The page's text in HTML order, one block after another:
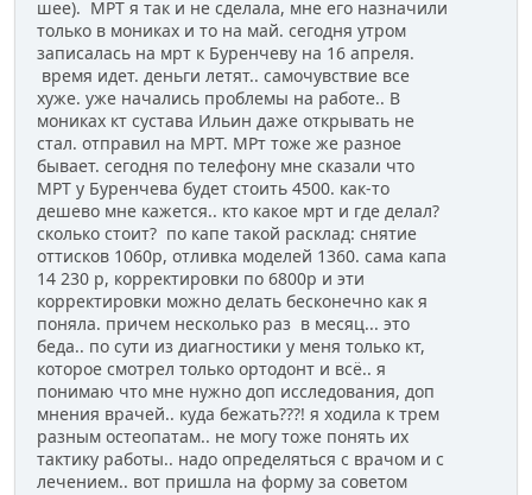
шее). МРТ я так и не сделала, мне его назначили
только в мониках и то на май. сегодня утром
записалась на мрт к Буренчеву на 16 апреля.
время идет. деньги летят.. самочувствие все
хуже. уже начались проблемы на работе.. В
мониках кт сустава Ильин даже открывать не
стал. отправил на МРТ. МРт тоже же разное
бывает. сегодня по телефону мне сказали что
МРТ у Буренчева будет стоить 4500. как-то
дешево мне кажется.. кто какое мрт и где делал?
сколько стоит? по капе такой расклад: снятие
оттисков 1060р, отливка моделей 1360. сама капа
14 230 р, корректировки по 6800р и эти
корректировки можно делать бесконечно как я
поняла. причем несколько раз в месяц... это
беда.. по сути из диагностики у меня только кт,
которое смотрел только ортодонт и всё.. я
понимаю что мне нужно доп исследования, доп
мнения врачей.. куда бежать???! я ходила к трем
разным остеопатам.. не могу тоже понять их
тактику работы.. надо определяться с врачом и с
лечением.. вот пришла на форму за советом